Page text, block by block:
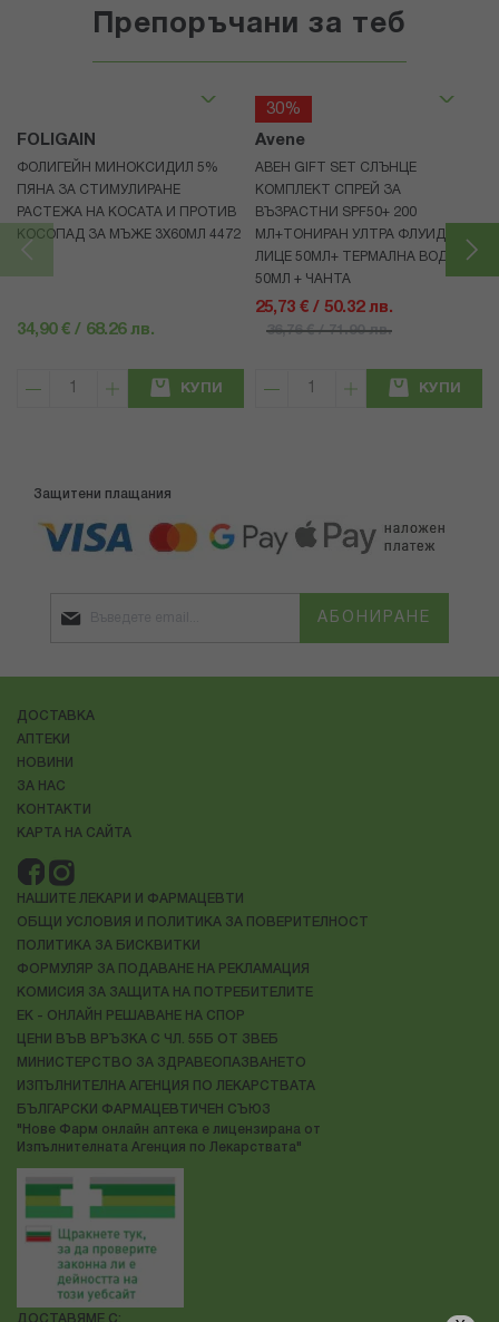
Препоръчани за теб
FOLIGAIN
ФОЛИГЕЙН МИНОКСИДИЛ 5%
ПЯНА ЗА СТИМУЛИРАНЕ
РАСТЕЖА НА КОСАТА И ПРОТИВ
КОСОПАД ЗА МЪЖЕ 3X60МЛ 4472
34,90 € / 68.26 лв.
КУПИ
30%
Avene
АВЕН GIFT SET СЛЪНЦЕ
КОМПЛЕКТ СПРЕЙ ЗА
ВЪЗРАСТНИ SPF50+ 200
МЛ+ТОНИРАН УЛТРА ФЛУИД ЗА
ЛИЦЕ 50МЛ+ ТЕРМАЛНА ВОДА
50МЛ + ЧАНТА
25,73 € / 50.32 лв.
36,76 € / 71.90 лв.
КУПИ
Защитени плащания
АБОНИРАНЕ
ДОСТАВКА
АПТЕКИ
НОВИНИ
ЗА НАС
КОНТАКТИ
КАРТА НА САЙТА
НАШИТЕ ЛЕКАРИ И ФАРМАЦЕВТИ
ОБЩИ УСЛОВИЯ И ПОЛИТИКА ЗА ПОВЕРИТЕЛНОСТ
ПОЛИТИКА ЗА БИСКВИТКИ
ФОРМУЛЯР ЗА ПОДАВАНЕ НА РЕКЛАМАЦИЯ
КОМИСИЯ ЗА ЗАЩИТА НА ПОТРЕБИТЕЛИТЕ
ЕК - ОНЛАЙН РЕШАВАНЕ НА СПОР
ЦЕНИ ВЪВ ВРЪЗКА С ЧЛ. 55Б ОТ ЗВЕБ
МИНИСТЕРСТВО ЗА ЗДРАВЕОПАЗВАНЕТО
ИЗПЪЛНИТЕЛНА АГЕНЦИЯ ПО ЛЕКАРСТВАТА
БЪЛГАРСКИ ФАРМАЦЕВТИЧЕН СЪЮЗ
"Нове Фарм онлайн аптека е лицензирана от
Изпълнителната Агенция по Лекарствата"
ДОСТАВЯМЕ С: